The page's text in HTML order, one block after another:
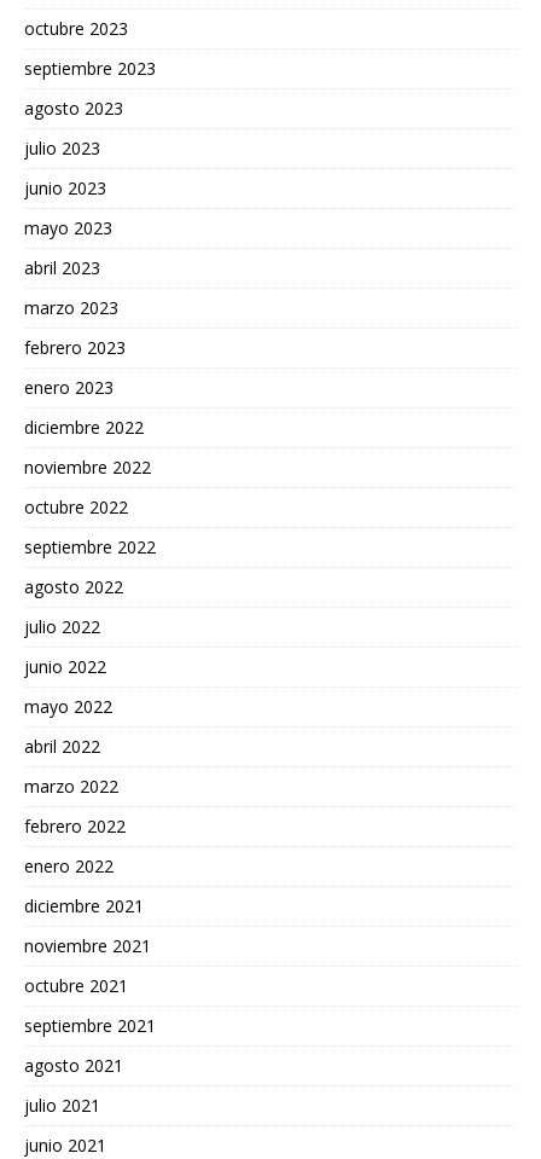
octubre 2023
septiembre 2023
agosto 2023
julio 2023
junio 2023
mayo 2023
abril 2023
marzo 2023
febrero 2023
enero 2023
diciembre 2022
noviembre 2022
octubre 2022
septiembre 2022
agosto 2022
julio 2022
junio 2022
mayo 2022
abril 2022
marzo 2022
febrero 2022
enero 2022
diciembre 2021
noviembre 2021
octubre 2021
septiembre 2021
agosto 2021
julio 2021
junio 2021